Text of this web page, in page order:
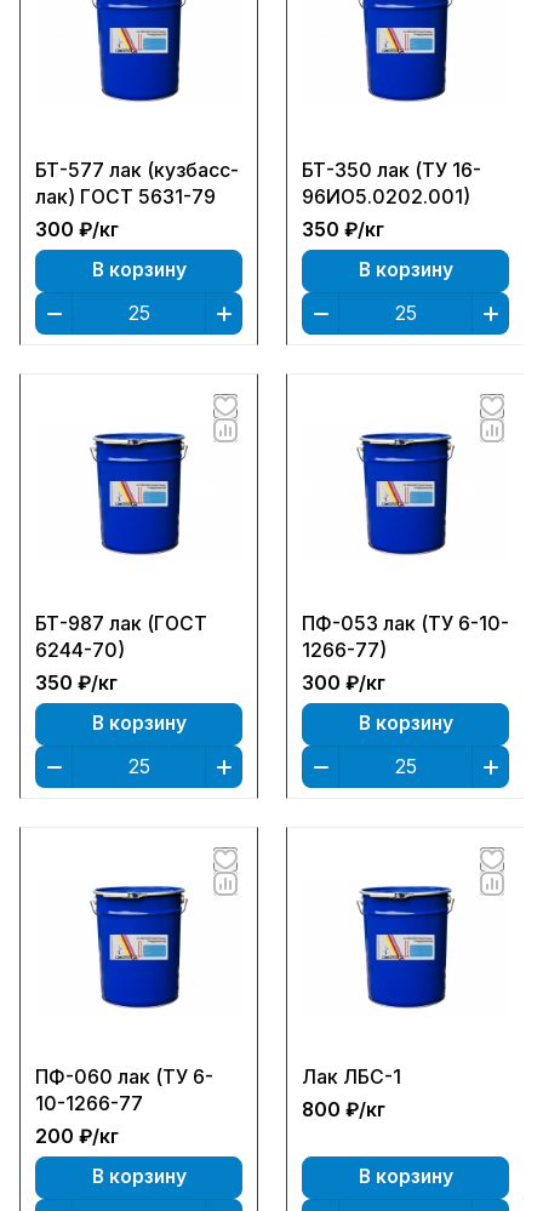
БТ-577 лак (кузбасс-
лак) ГОСТ 5631-79
300 ₽/кг
В корзину
БТ-350 лак (ТУ 16-
96ИО5.0202.001)
350 ₽/кг
В корзину
БТ-987 лак (ГОСТ
6244-70)
350 ₽/кг
В корзину
ПФ-053 лак (ТУ 6-10-
1266-77)
300 ₽/кг
В корзину
ПФ-060 лак (ТУ 6-
10-1266-77
200 ₽/кг
В корзину
Лак ЛБС-1
800 ₽/кг
В корзину